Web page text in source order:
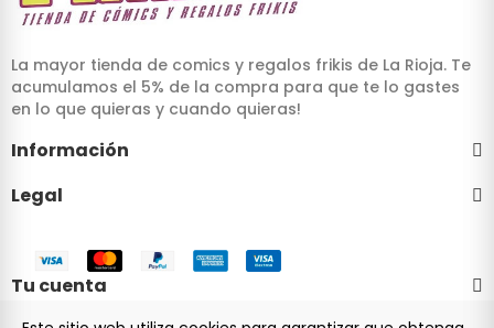
La mayor tienda de comics y regalos frikis de La Rioja. Te
acumulamos el 5% de la compra para que te lo gastes
en lo que quieras y cuando quieras!
Información
Legal
Tu cuenta